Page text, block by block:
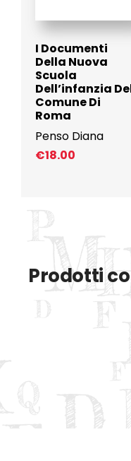
I Documenti
Della Nuova
Scuola
Dell’infanzia
Comune Di
Roma
Penso Diana
€18.00
Prodotti